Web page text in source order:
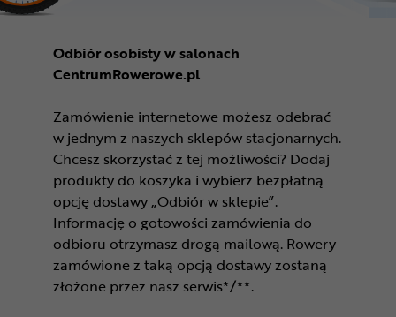
Odbiór osobisty w salonach
CentrumRowerowe.pl
Zamówienie internetowe możesz odebrać
w jednym z naszych sklepów stacjonarnych.
Chcesz skorzystać z tej możliwości? Dodaj
produkty do koszyka i wybierz bezpłatną
opcję dostawy „Odbiór w sklepie”.
Informację o gotowości zamówienia do
odbioru otrzymasz drogą mailową. Rowery
zamówione z taką opcją dostawy zostaną
złożone przez nasz serwis*/**.